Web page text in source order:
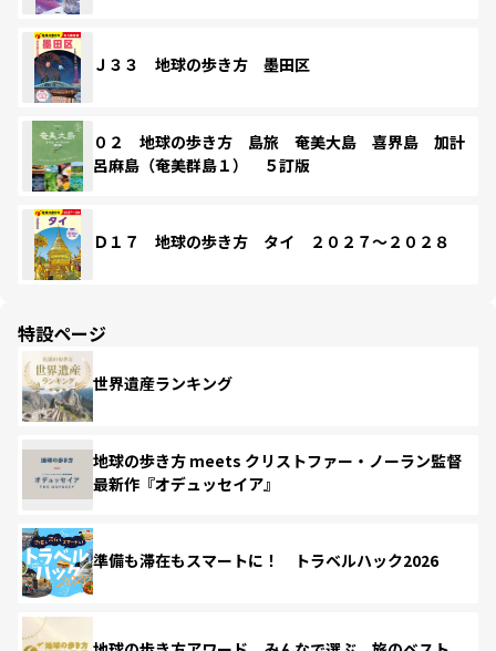
Ｊ３３ 地球の歩き方 墨田区
０２ 地球の歩き方 島旅 奄美大島 喜界島 加計
呂麻島（奄美群島１） ５訂版
Ｄ１７ 地球の歩き方 タイ ２０２７～２０２８
特設ページ
世界遺産ランキング
地球の歩き方 meets クリストファー・ノーラン監督
最新作『オデュッセイア』
準備も滞在もスマートに！ トラベルハック2026